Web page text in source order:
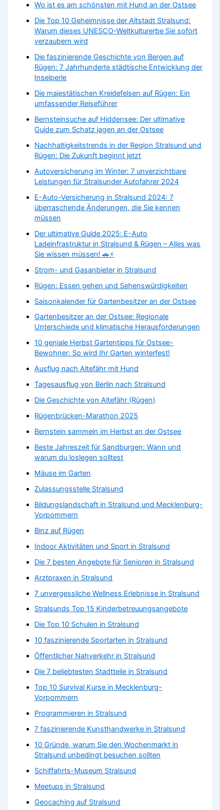
Wo ist es am schönsten mit Hund an der Ostsee
Die Top 10 Geheimnisse der Altstadt Stralsund:
Warum dieses UNESCO-Weltkulturerbe Sie sofort
verzaubern wird
Die faszinierende Geschichte von Bergen auf
Rügen: 7 Jahrhunderte städtische Entwicklung der
Inselperle
Die majestätischen Kreidefelsen auf Rügen: Ein
umfassender Reiseführer
Bernsteinsuche auf Hiddensee: Der ultimative
Guide zum Schatz jagen an der Ostsee
Nachhaltigkeitstrends in der Region Stralsund und
Rügen: Die Zukunft beginnt jetzt
Autoversicherung im Winter: 7 unverzichtbare
Leistungen für Stralsunder Autofahrer 2024
E-Auto-Versicherung in Stralsund 2024: 7
überraschende Änderungen, die Sie kennen
müssen
Der ultimative Guide 2025: E-Auto
Ladeinfrastruktur in Stralsund & Rügen – Alles was
Sie wissen müssen! 🚗⚡
Strom- und Gasanbieter in Stralsund
Rügen: Essen gehen und Sehenswürdigkeiten
Saisonkalender für Gartenbesitzer an der Ostsee
Gartenbesitzer an der Ostsee: Regionale
Unterschiede und klimatische Herausforderungen
10 geniale Herbst Gartentipps für Ostsee-
Bewohner: So wird Ihr Garten winterfest!
Ausflug nach Altefähr mit Hund
Tagesausflug von Berlin nach Stralsund
Die Geschichte von Altefähr (Rügen)
Rügenbrücken-Marathon 2025
Bernstein sammeln im Herbst an der Ostsee
Beste Jahreszeit für Sandburgen: Wann und
warum du loslegen solltest
Mäuse im Garten
Zulassungsstelle Stralsund
Bildungslandschaft in Stralsund und Mecklenburg-
Vorpommern
Binz auf Rügen
Indoor Aktivitäten und Sport in Stralsund
Die 7 besten Angebote für Senioren in Stralsund
Arztpraxen in Stralsund
7 unvergessliche Wellness Erlebnisse in Stralsund
Stralsunds Top 15 Kinderbetreuungsangebote
Die Top 10 Schulen in Stralsund
10 faszinierende Sportarten in Stralsund
Öffentlicher Nahverkehr in Stralsund
Die 7 beliebtesten Stadtteile in Stralsund
Top 10 Survival Kurse in Mecklenburg-
Vorpommern
Programmieren in Stralsund
7 faszinierende Kunsthandwerke in Stralsund
10 Gründe, warum Sie den Wochenmarkt in
Stralsund unbedingt besuchen sollten
Schiffahrts-Museum Stralsund
Meetups in Stralsund
Geocaching auf Stralsund